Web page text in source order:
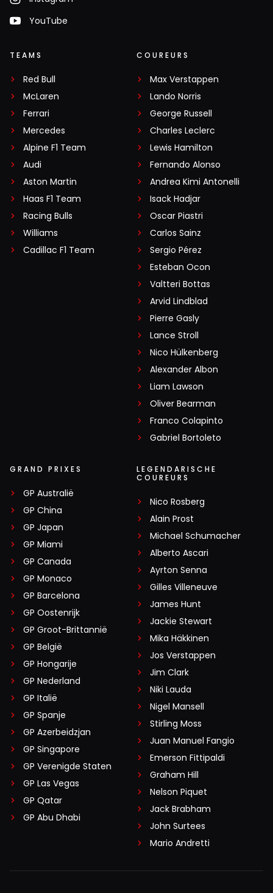
YouTube
TEAMS
Red Bull
McLaren
Ferrari
Mercedes
Alpine F1 Team
Audi
Aston Martin
Haas F1 Team
Racing Bulls
Williams
Cadillac F1 Team
COUREURS
Max Verstappen
Lando Norris
George Russell
Charles Leclerc
Lewis Hamilton
Fernando Alonso
Andrea Kimi Antonelli
Isack Hadjar
Oscar Piastri
Carlos Sainz
Sergio Pérez
Esteban Ocon
Valtteri Bottas
Arvid Lindblad
Pierre Gasly
Lance Stroll
Nico Hülkenberg
Alexander Albon
Liam Lawson
Oliver Bearman
Franco Colapinto
Gabriel Bortoleto
GRAND PRIXES
GP Australië
GP China
GP Japan
GP Miami
GP Canada
GP Monaco
GP Barcelona
GP Oostenrijk
GP Groot-Brittannië
GP België
GP Hongarije
GP Nederland
GP Italië
GP Spanje
GP Azerbeidzjan
GP Singapore
GP Verenigde Staten
GP Las Vegas
GP Qatar
GP Abu Dhabi
LEGENDARISCHE
COUREURS
Nico Rosberg
Alain Prost
Michael Schumacher
Alberto Ascari
Ayrton Senna
Gilles Villeneuve
James Hunt
Jackie Stewart
Mika Häkkinen
Jos Verstappen
Jim Clark
Niki Lauda
Nigel Mansell
Stirling Moss
Juan Manuel Fangio
Emerson Fittipaldi
Graham Hill
Nelson Piquet
Jack Brabham
John Surtees
Mario Andretti